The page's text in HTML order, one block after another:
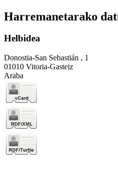
Harremanetarako
Helbidea
Donostia-San Sebastián , 1
01010 Vitoria-Gasteiz
Araba